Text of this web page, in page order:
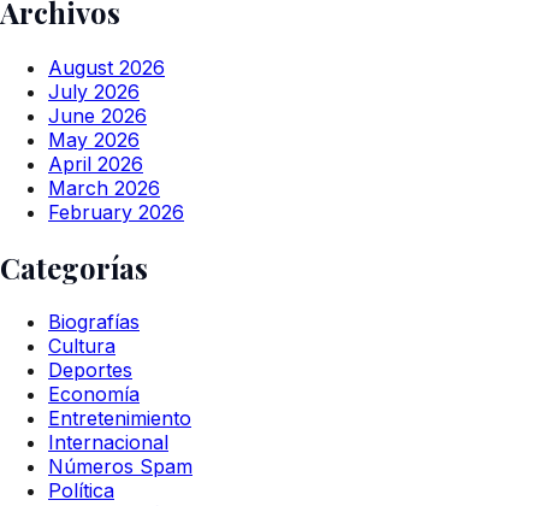
Archivos
August 2026
July 2026
June 2026
May 2026
April 2026
March 2026
February 2026
Categorías
Biografías
Cultura
Deportes
Economía
Entretenimiento
Internacional
Números Spam
Política